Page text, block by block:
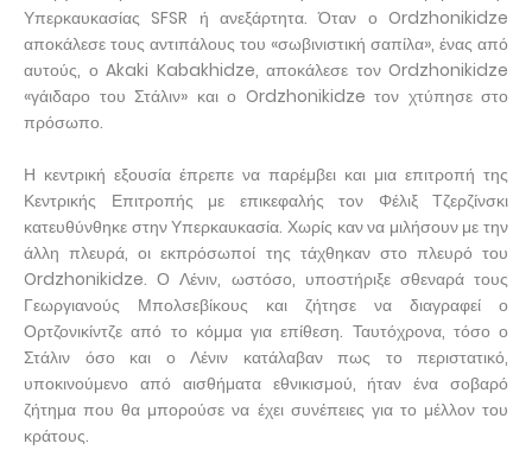
Υπερκαυκασίας SFSR ή ανεξάρτητα. Όταν ο Ordzhonikidze
αποκάλεσε τους αντιπάλους του «σωβινιστική σαπίλα», ένας από
αυτούς, ο Akaki Kabakhidze, αποκάλεσε τον Ordzhonikidze
«γάιδαρο του Στάλιν» και ο Ordzhonikidze τον χτύπησε στο
πρόσωπο.
Η κεντρική εξουσία έπρεπε να παρέμβει και μια επιτροπή της
Κεντρικής Επιτροπής με επικεφαλής τον Φέλιξ Τζερζίνσκι
κατευθύνθηκε στην Υπερκαυκασία. Χωρίς καν να μιλήσουν με την
άλλη πλευρά, οι εκπρόσωποί της τάχθηκαν στο πλευρό του
Ordzhonikidze. Ο Λένιν, ωστόσο, υποστήριξε σθεναρά τους
Γεωργιανούς Μπολσεβίκους και ζήτησε να διαγραφεί ο
Ορτζονικίντζε από το κόμμα για επίθεση. Ταυτόχρονα, τόσο ο
Στάλιν όσο και ο Λένιν κατάλαβαν πως το περιστατικό,
υποκινούμενο από αισθήματα εθνικισμού, ήταν ένα σοβαρό
ζήτημα που θα μπορούσε να έχει συνέπειες για το μέλλον του
κράτους.